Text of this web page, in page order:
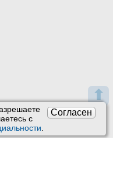
⬆
Согласен
с
.